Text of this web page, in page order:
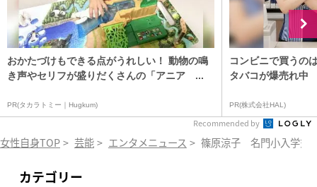
おかたづけもできる点がうれしい！ 動物の鳴
き声やセリフが盛りだくさんの「アニア ...
PR(タカラトミー｜Hugkum)
コンビニで買うの
タバコが爆売れ中
PR(株式会社HAL)
Recommended by
女性自身TOP > 芸能 > エンタメニュース > 篠原涼子 名門小入学式
カテゴリー